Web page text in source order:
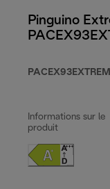
Pinguino
Informations sur le
produit